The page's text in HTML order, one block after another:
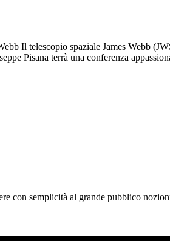
Il telescopio spaziale James Webb
Pisana terrà una conferenza
con semplicità al grande pubblico